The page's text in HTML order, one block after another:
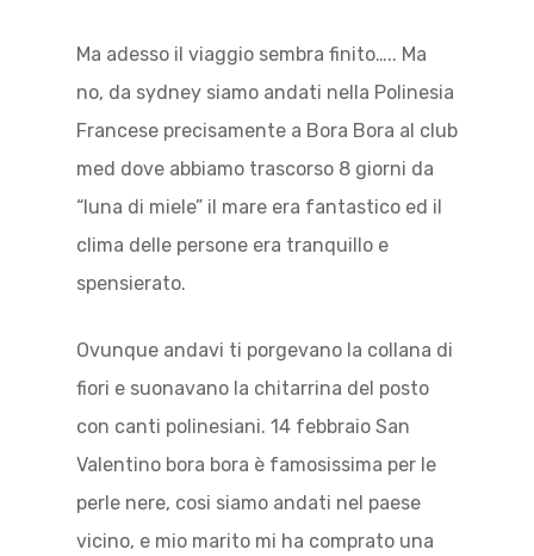
Ma adesso il viaggio sembra finito….. Ma
no, da sydney siamo andati nella Polinesia
Francese precisamente a Bora Bora al club
med dove abbiamo trascorso 8 giorni da
“luna di miele” il mare era fantastico ed il
clima delle persone era tranquillo e
spensierato.
Ovunque andavi ti porgevano la collana di
fiori e suonavano la chitarrina del posto
con canti polinesiani. 14 febbraio San
Valentino bora bora è famosissima per le
perle nere, cosi siamo andati nel paese
vicino, e mio marito mi ha comprato una